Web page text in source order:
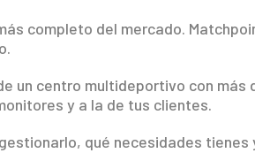
completo del mercado.
un centro multideportivo con
y a la de tus clientes.
qué necesidades tienes